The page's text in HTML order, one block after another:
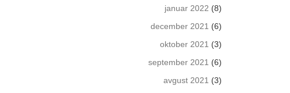
januar 2022 (8)
december 2021 (6)
oktober 2021 (3)
september 2021 (6)
avgust 2021 (3)